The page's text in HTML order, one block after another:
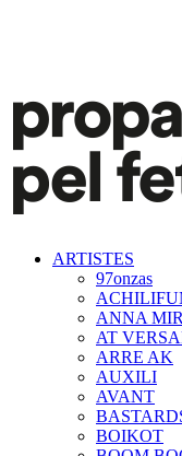
ARTISTES
97onzas
ANNA
AT
ARRE AK
AUXILI
AVANT
BOIKOT